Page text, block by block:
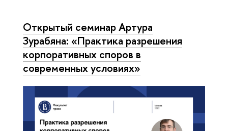
Открытый семинар Артура
Зурабяна: «Практика разрешения
корпоративных споров в
современных условиях»